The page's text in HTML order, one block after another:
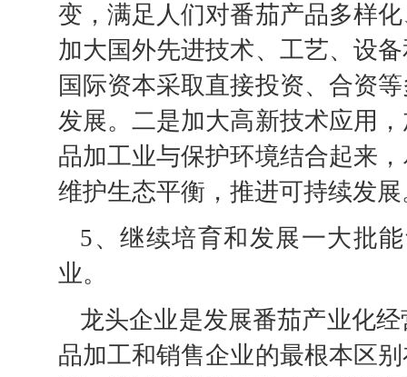
变，满足人们对番茄产品多样
加大国外先进技术、工艺、设
国际资本采取直接投资、合资
发展。二是加大高新技术应用
品加工业与保护环境结合起来
维护生态平衡，推进可持续发展
5、继续培育和发展一大批
业。
龙头企业是发展番茄产业化
品加工和销售企业的最根本区